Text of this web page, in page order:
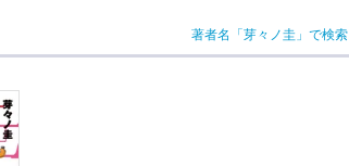
著者名「芽々ノ圭」で検索